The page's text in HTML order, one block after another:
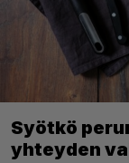
Syötkö
yhteyden